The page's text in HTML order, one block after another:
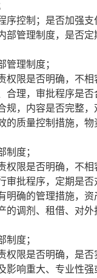
序控制；是否加强
部管理制度，是否
管理制度；
权限是否明确，不
合理，审批程序是
规，内容是否完整
的质量控制措施，
制度；
权限是否明确，不
审批程序，定期是
明确的管理措施，
的调剂、租借、对
制度；
权限是否明确，是
影响重大、专业性